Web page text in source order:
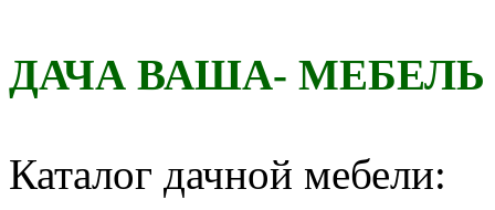
ДАЧА ВАША-
Каталог дачной мебели: